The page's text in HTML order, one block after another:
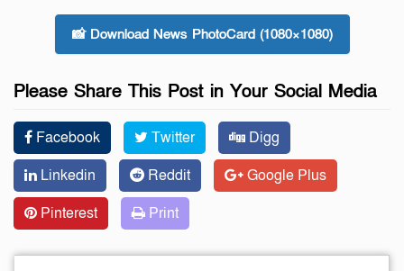
📸 Download News PhotoCard (1080×1080)
Please Share This Post in Your Social Media
Facebook Twitter
Digg
Linkedin
Reddit
Google Plus
Pinterest
Print